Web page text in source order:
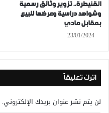
القنيطرة.. تزوير وثائق رسمية
وشواهد دراسية وعرضها للبيع
بمقابل مادي
23/01/2024
اترك تعليقاً
لن يتم نشر عنوان بريدك الإلكتروني.